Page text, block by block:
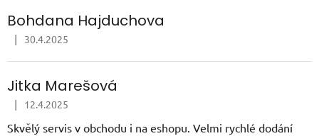
Bohdana Hajduchova
Hodnocení obchodu je 5 z 5 hvězdiček.
| 30.4.2025
Jitka Marešová
Hodnocení obchodu je 5 z 5 hvězdiček.
| 12.4.2025
Skvělý servis v obchodu i na eshopu. Velmi rychlé dodání